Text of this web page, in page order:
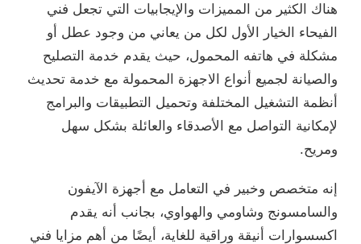
هناك الكثير من المميزات والإيجابيات التي تجعل فني
الفيحاء الخيار الأول لكل من يعاني من وجود عطل أو
مشكلة في هاتفه المحمول، حيث يقدم خدمة التصليح
والصيانة لجميع أنواع الاجهزة المحمولة مع خدمة تحديث
أنظمة التشغيل المختلفة وتحميل التطبيقات والبرامج
لإمكانية التواصل مع الأصدقاء والعائلة بشكل سهل
ومريح.
إنه متخصص وخبير في التعامل مع أجهزة الآيفون
والسامسونج وشاومي والهواوي، بجانب أنه يقدم
اكسسوارات أنيقة وراقية للغاية، أيضًا من أهم مزايا فني